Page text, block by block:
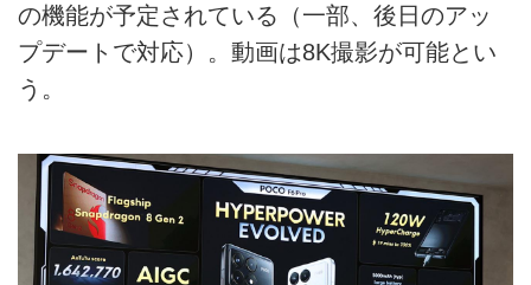
の機能が予定されている（一部、後日のアッ
プデートで対応）。動画は8K撮影が可能とい
う。